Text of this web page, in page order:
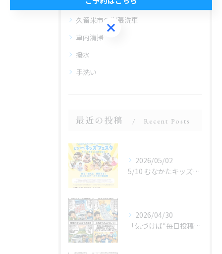
うきは市の出張洗車
久留米市の出張洗車
車内清掃
撥水
手洗い
最近の投稿 Recent Posts
2026/05/02
5/10 むなかたキッズフェスタ 子どものお仕事体験
2026/04/30
「気づけば“毎日投稿”やってました😂」
ご予約はこちら